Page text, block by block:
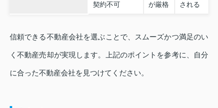
契約不可
が厳格
される
信頼できる不動産会社を選ぶことで、スムーズかつ満足のい
く不動産売却が実現します。上記のポイントを参考に、自分
に合った不動産会社を見つけてください。